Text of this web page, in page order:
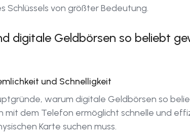
Schlüssels von größter Bedeutung.
digitale Geldbörsen so beliebt
und Schnelligkeit
warum digitale Geldbörsen so
mit dem Telefon ermöglicht schnelle und
Karte suchen muss.